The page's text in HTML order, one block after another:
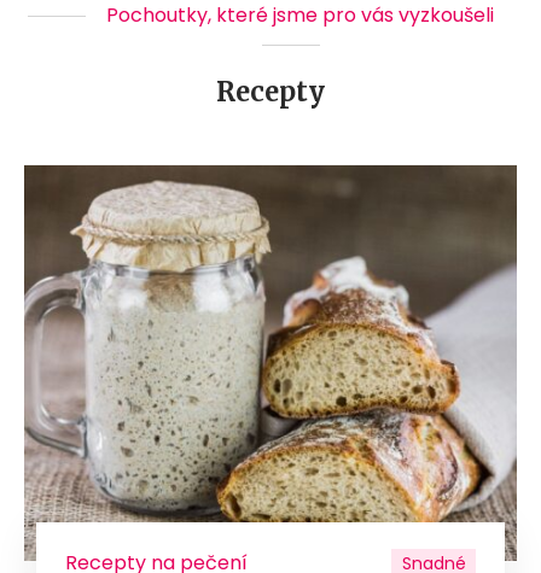
Pochoutky, které jsme pro vás vyzkoušeli
Recepty
Recepty na pečení Snadné